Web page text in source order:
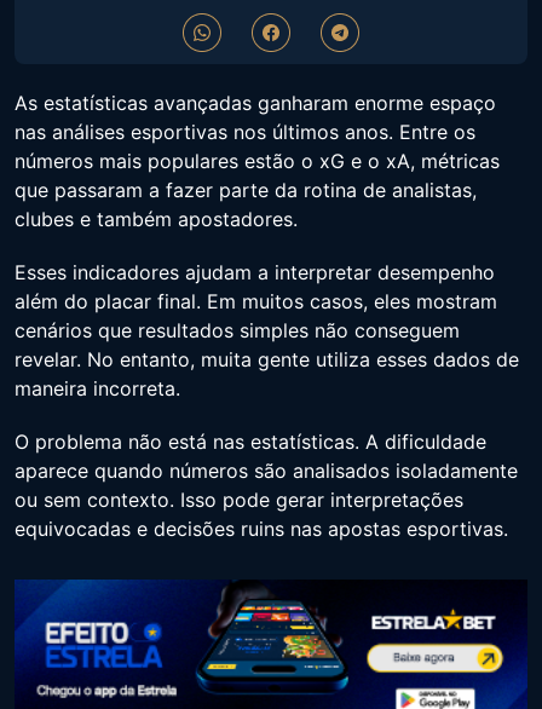
As estatísticas avançadas ganharam enorme espaço
nas análises esportivas nos últimos anos. Entre os
números mais populares estão o xG e o xA, métricas
que passaram a fazer parte da rotina de analistas,
clubes e também apostadores.
Esses indicadores ajudam a interpretar desempenho
além do placar final. Em muitos casos, eles mostram
cenários que resultados simples não conseguem
revelar. No entanto, muita gente utiliza esses dados de
maneira incorreta.
O problema não está nas estatísticas. A dificuldade
aparece quando números são analisados isoladamente
ou sem contexto. Isso pode gerar interpretações
equivocadas e decisões ruins nas apostas esportivas.